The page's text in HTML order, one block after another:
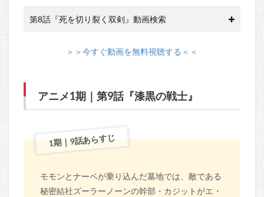
第8話『死を切り裂く双剣』動画検索
＞＞今すぐ動画を無料視聴する＜＜
アニメ1期｜第9話『漆黒の戦士』
1期｜9話あらすじ
モモンとナーベが乗り込んだ墓地では、敵である
秘密結社ズーラーノーンの幹部・カジットがエ・